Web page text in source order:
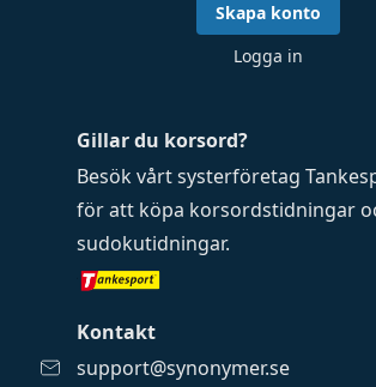
Gillar du korsord?
Besök vårt systerföretag
för att köpa korsordstidningar
sudokutidningar.
Kontakt
support@synonymer.se
Skapa konto
Logga in